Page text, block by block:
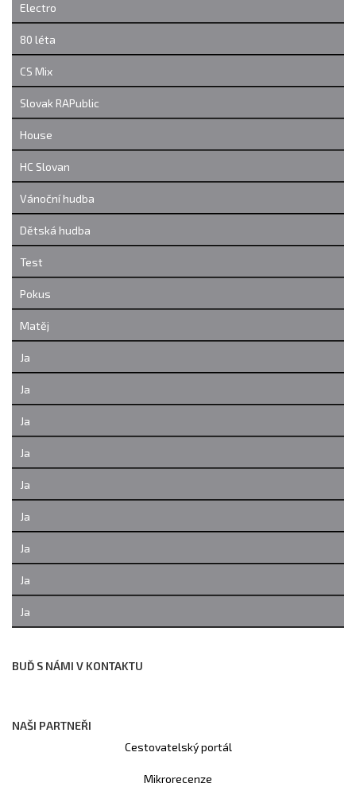
Electro
80 léta
CS Mix
Slovak RAPublic
House
HC Slovan
Vánoční hudba
Dětská hudba
Test
Pokus
Matěj
Ja
Ja
Ja
Ja
Ja
Ja
Ja
Ja
Ja
BUĎ S NÁMI V KONTAKTU
NAŠI PARTNEŘI
Cestovatelský portál
Mikrorecenze